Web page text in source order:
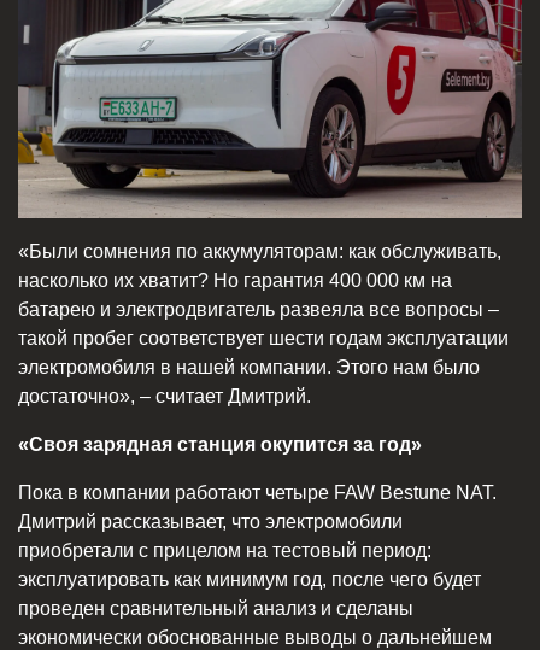
«Были сомнения по аккумуляторам: как обслуживать,
насколько их хватит? Но гарантия 400 000 км на
батарею и электродвигатель развеяла все вопросы –
такой пробег соответствует шести годам эксплуатации
электромобиля в нашей компании. Этого нам было
достаточно», – считает Дмитрий.
«Своя зарядная станция окупится за год»
Пока в компании работают четыре FAW Bestune NAT.
Дмитрий рассказывает, что электромобили
приобретали с прицелом на тестовый период:
эксплуатировать как минимум год, после чего будет
проведен сравнительный анализ и сделаны
экономически обоснованные выводы о дальнейшем